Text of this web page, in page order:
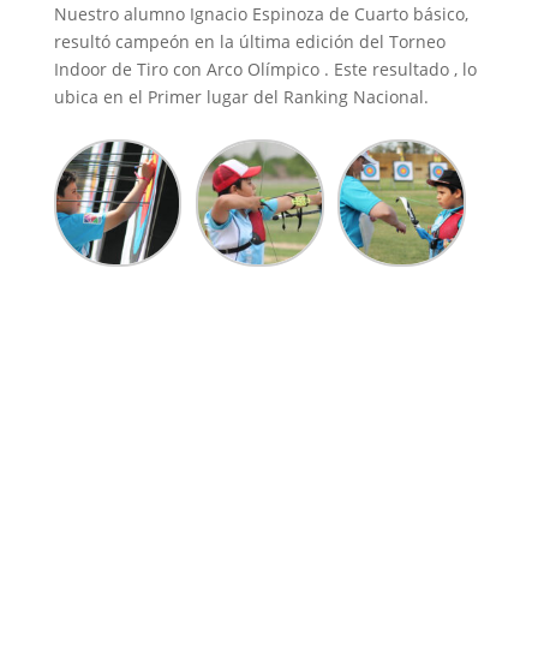
Nuestro alumno Ignacio Espinoza de Cuarto básico,
resultó campeón en la última edición del Torneo
Indoor de Tiro con Arco Olímpico . Este resultado , lo
ubica en el Primer lugar del Ranking Nacional.